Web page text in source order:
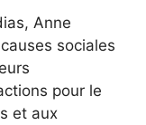
Anne
sociales
pour le
et aux